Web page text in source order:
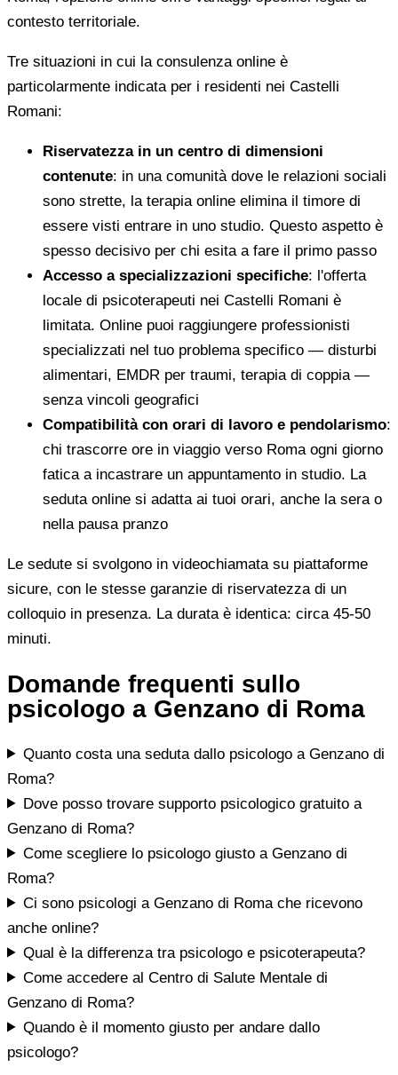
contesto territoriale.
Tre situazioni in cui la consulenza online è
particolarmente indicata per i residenti nei Castelli
Romani:
Riservatezza in un centro di dimensioni
contenute: in una comunità dove le relazioni sociali
sono strette, la terapia online elimina il timore di
essere visti entrare in uno studio. Questo aspetto è
spesso decisivo per chi esita a fare il primo passo
Accesso a specializzazioni specifiche: l'offerta
locale di psicoterapeuti nei Castelli Romani è
limitata. Online puoi raggiungere professionisti
specializzati nel tuo problema specifico — disturbi
alimentari, EMDR per traumi, terapia di coppia —
senza vincoli geografici
Compatibilità con orari di lavoro e pendolarismo:
chi trascorre ore in viaggio verso Roma ogni giorno
fatica a incastrare un appuntamento in studio. La
seduta online si adatta ai tuoi orari, anche la sera o
nella pausa pranzo
Le sedute si svolgono in videochiamata su piattaforme
sicure, con le stesse garanzie di riservatezza di un
colloquio in presenza. La durata è identica: circa 45-50
minuti.
Domande frequenti sullo
psicologo a Genzano di Roma
Quanto costa una seduta dallo psicologo a Genzano di
Roma?
Dove posso trovare supporto psicologico gratuito a
Genzano di Roma?
Come scegliere lo psicologo giusto a Genzano di
Roma?
Ci sono psicologi a Genzano di Roma che ricevono
anche online?
Qual è la differenza tra psicologo e psicoterapeuta?
Come accedere al Centro di Salute Mentale di
Genzano di Roma?
Quando è il momento giusto per andare dallo
psicologo?